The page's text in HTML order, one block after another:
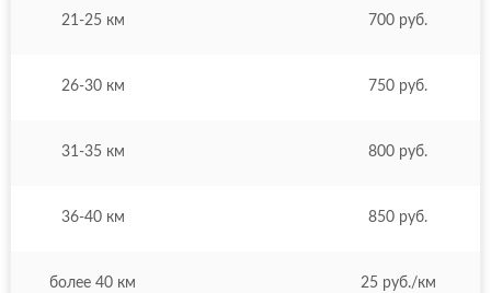
21-25 км 700 руб.
26-30 км 750 руб.
31-35 км 800 руб.
36-40 км 850 руб.
более 40 км 25 руб./км